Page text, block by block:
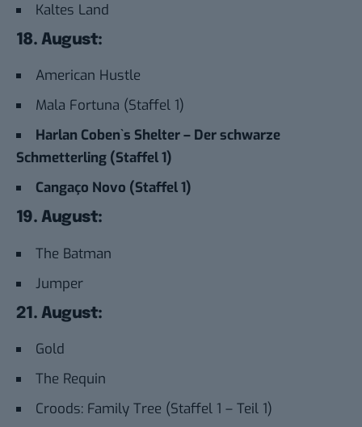
Kaltes Land
18. August:
American Hustle
Mala Fortuna (Staffel 1)
Harlan Coben`s Shelter – Der schwarze
Schmetterling (Staffel 1)
Cangaço Novo (Staffel 1)
19. August:
The Batman
Jumper
21. August:
Gold
The Requin
Croods: Family Tree (Staffel 1 – Teil 1)